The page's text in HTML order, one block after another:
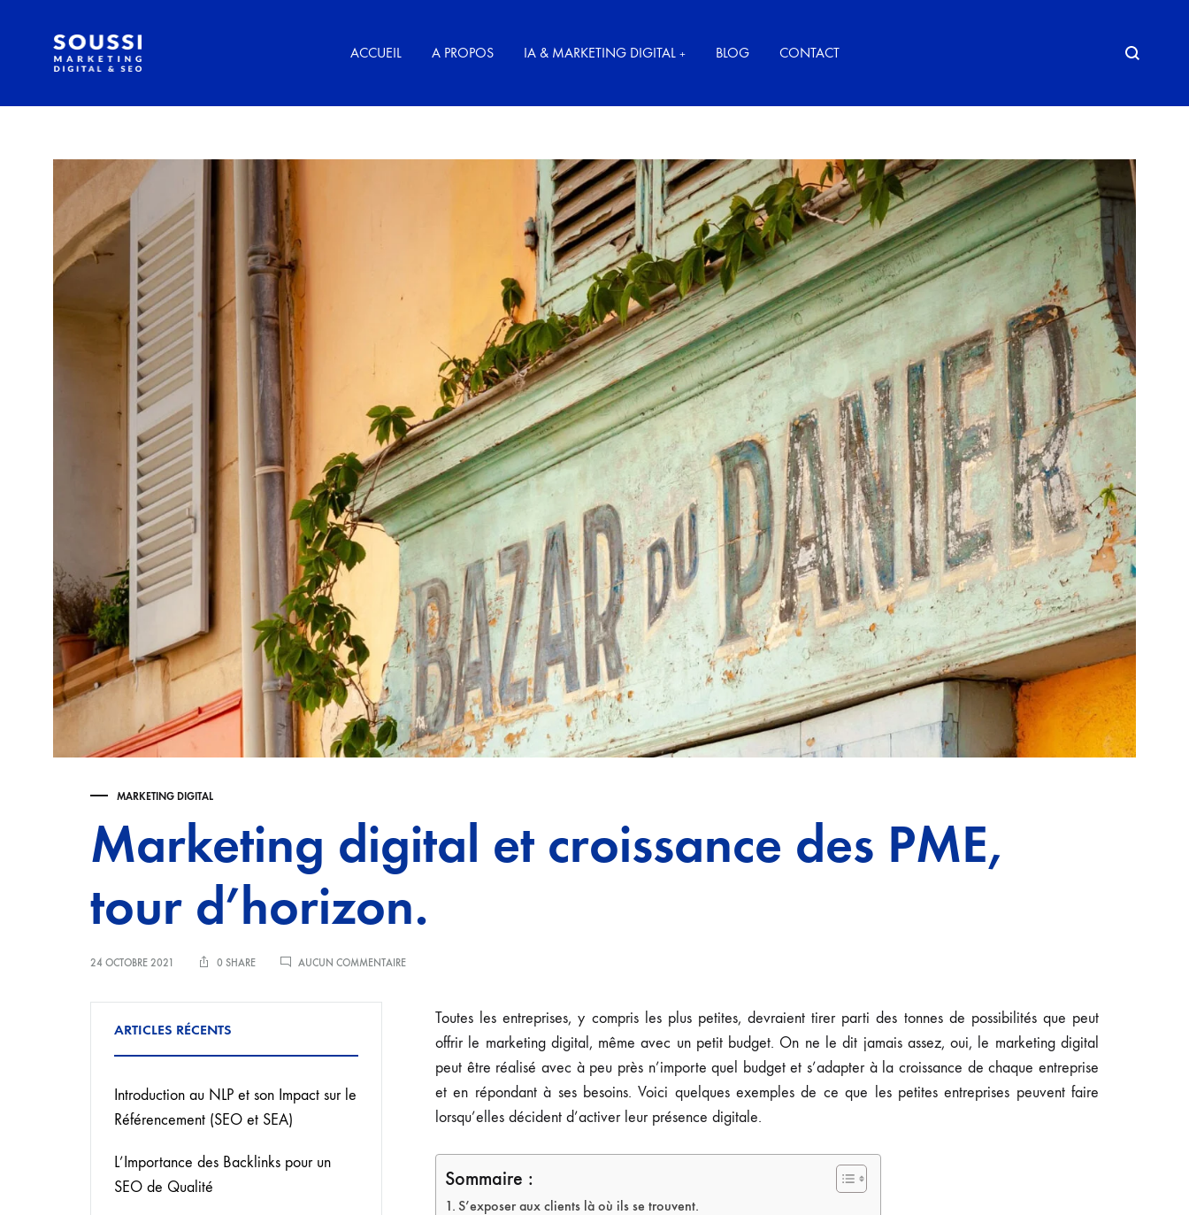
SOUSSI
IA
Marketing
digital
à
Avignon
ACCUEIL A PROPOS IA & MARKETING DIGITAL + BLOG CONTACT Search
MARKETING DIGITAL
Marketing digital et croissance des PME,
tour d’horizon.
24 OCTOBRE 2021 0 SHARE AUCUN COMMENTAIRESUR
CROISSANCE
D’HORIZON.
Toutes les entreprises, y compris les plus petites, devraient tirer parti des tonnes de possibilités que peut
offrir le marketing digital, même avec un petit budget. On ne le dit jamais assez, oui, le marketing digital
peut être réalisé avec à peu près n’importe quel budget et s’adapter à la croissance de chaque entreprise
et en répondant à ses besoins. Voici quelques exemples de ce que les petites entreprises peuvent faire
lorsqu’elles décident d’activer leur présence digitale.
Sommaire :
S’exposer aux clients là où ils se trouvent.
ARTICLES RÉCENTS
Introduction au NLP et son Impact sur le
Référencement (SEO et SEA)
L’Importance des Backlinks pour un
SEO de Qualité